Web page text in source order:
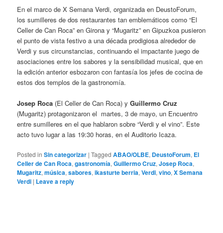
En el marco de X Semana Verdi, organizada en DeustoForum,
los sumilleres de dos restaurantes tan emblemáticos como “El
Celler de Can Roca” en Girona y “Mugaritz” en Gipuzkoa pusieron
el punto de vista festivo a una década prodigiosa alrededor de
Verdi y sus circunstancias, continuando el impactante juego de
asociaciones entre los sabores y la sensibilidad musical, que en
la edición anterior esbozaron con fantasía los jefes de cocina de
estos dos templos de la gastronomía.
Josep Roca (El Celler de Can Roca) yGuillermo Cruz
(Mugaritz) protagonizaron el martes, 3 de mayo, un Encuentro
entre sumilleres en el que hablaron sobre “Verdi y el vino”. Este
acto tuvo lugar a las 19:30 horas, en el Auditorio Icaza.
Posted in Sin categorizar |Tagged ABAO/OLBE, DeustoForum, El
Celler de Can Roca,gastronomía,Guillermo Cruz,Josep Roca,
Mugaritz,música,sabores,ikasturte berria,Verdi,vino,X Semana
Verdi | Leave a reply